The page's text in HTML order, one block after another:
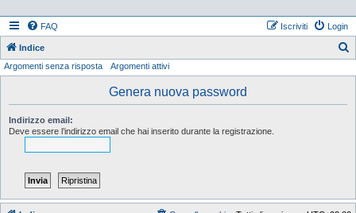
FAQ Login
Iscriviti
Indice
Argomenti senza risposta Argomenti attivi
Genera nuova password
Indirizzo email:
Deve essere l’indirizzo email che hai inserito durante la registrazione.